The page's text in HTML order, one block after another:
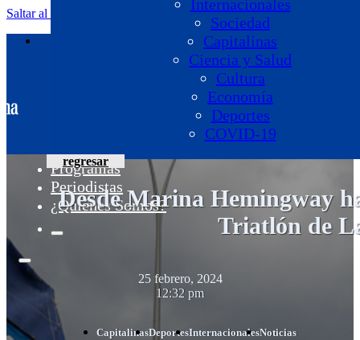
Saltar al contenido principal Saltar al pie de página
Internacionales
Sociedad
Capitalinas
Ciencia y Salud
Cultura
Economía
Deportes
COVID-19
Programas
Periodistas
¿Quiénes Somos?
regresar
Desde Marina Hemingway
Triatlón de
25 febrero, 2024
12:32 pm
CapitalinasDeportesInternacionalesNoticias